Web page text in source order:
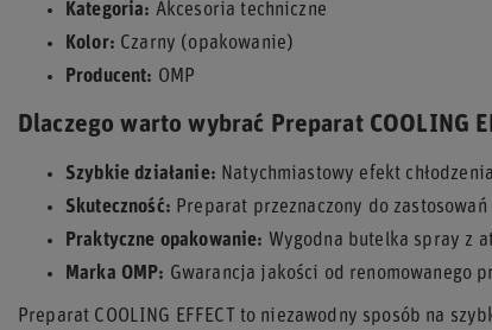
Kategoria: Akcesoria techniczne
Kolor: Czarny (opakowanie)
Producent: OMP
Dlaczego warto wybrać Preparat COOLING
Szybkie działanie: Natychmiastowy efekt
Skuteczność: Preparat przeznaczony do
Praktyczne opakowanie: Wygodna butelka spray z
Marka OMP: Gwarancja jakości od renomowanego
Preparat COOLING EFFECT to niezawodny sposób na